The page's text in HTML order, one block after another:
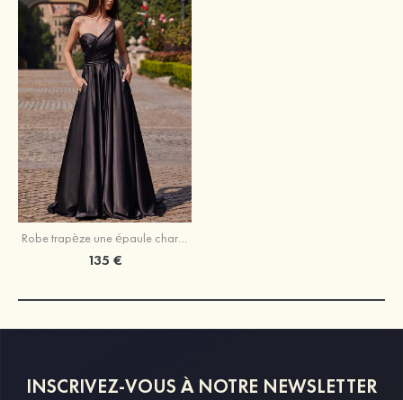
Robe trapèze une épaule charmeuse traîne balayage robe de bal
135 €
INSCRIVEZ-VOUS À NOTRE NEWSLETTER